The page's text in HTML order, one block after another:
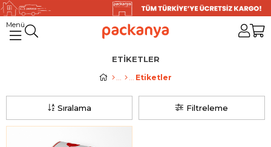
ETIKETLER
Etiketler
Filtreleme
Sıralama